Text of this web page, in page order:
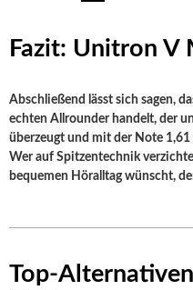
Fazit: Unitron V
Abschließend lässt sich sagen,
echten Allrounder handelt, der
überzeugt und mit der Note
Wer auf Spitzentechnik
bequemen Höralltag wünscht,
Top-